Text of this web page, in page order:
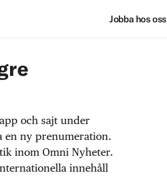
Jobba hos oss
och sajt under
en ny prenumeration.
inom Omni Nyheter.
innehåll